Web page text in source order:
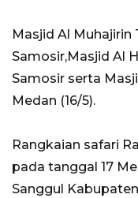
Masjid Al
Samosir,Masjid Al
Samosir serta
Medan (16/5).
Rangkaian safari
pada tanggal 17
Sanggul